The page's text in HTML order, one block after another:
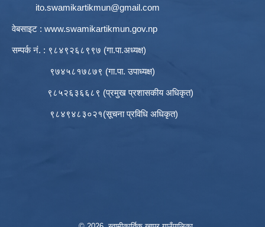
ito.swamikartikmun@gmail.com
वेबसाइट : www.swamikartikmun.gov.np
सम्पर्क नं. : ९८४९२६८९९७ (गा.पा.अध्यक्ष)
९७४५८१७८७९ (गा.पा. उपाध्यक्ष)
९८५२६३६६८९ (प्रमुख प्रशासकीय अधिकृत)
९८४९४८३०२१(सूचना प्रविधि अधिकृत)